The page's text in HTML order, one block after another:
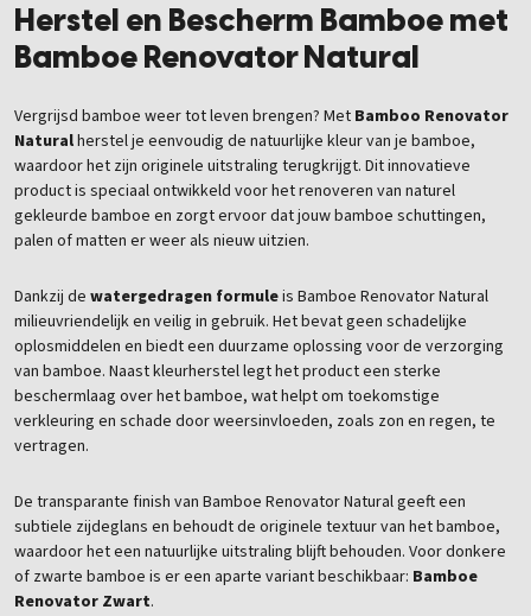
Herstel en Bescherm Bamboe met
Bamboe Renovator Natural
Vergrijsd bamboe weer tot leven brengen? Met Bamboo Renovator
Naturalherstel je eenvoudig de natuurlijke kleur van je bamboe,
waardoor het zijn originele uitstraling terugkrijgt. Dit innovatieve
product is speciaal ontwikkeld voor het renoveren van naturel
gekleurde bamboe en zorgt ervoor dat jouw bamboe schuttingen,
palen of matten er weer als nieuw uitzien.
Dankzij de watergedragen formuleis Bamboe Renovator Natural
milieuvriendelijk en veilig in gebruik. Het bevat geen schadelijke
oplosmiddelen en biedt een duurzame oplossing voor de verzorging
van bamboe. Naast kleurherstel legt het product een sterke
beschermlaag over het bamboe, wat helpt om toekomstige
verkleuring en schade door weersinvloeden, zoals zon en regen, te
vertragen.
De transparante finish van Bamboe Renovator Natural geeft een
subtiele zijdeglans en behoudt de originele textuur van het bamboe,
waardoor het een natuurlijke uitstraling blijft behouden. Voor donkere
of zwarte bamboe is er een aparte variant beschikbaar: Bamboe
Renovator Zwart.